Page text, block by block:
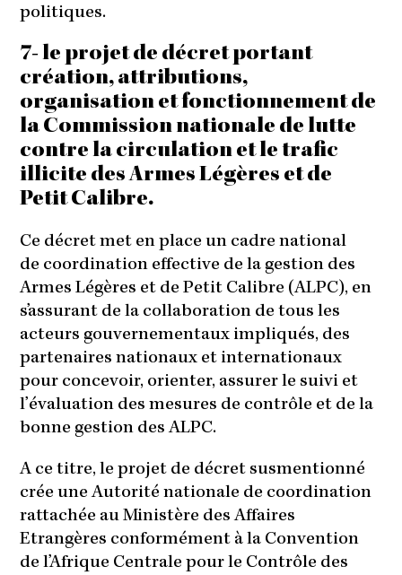
politiques.
7- le projet de décret portant
création, attributions,
organisation et fonctionnement de
la Commission nationale de lutte
contre la circulation et le trafic
illicite des Armes Légères et de
Petit Calibre.
Ce décret met en place un cadre national
de coordination effective de la gestion des
Armes Légères et de Petit Calibre (ALPC), en
s’assurant de la collaboration de tous les
acteurs gouvernementaux impliqués, des
partenaires nationaux et internationaux
pour concevoir, orienter, assurer le suivi et
l’évaluation des mesures de contrôle et de la
bonne gestion des ALPC.
A ce titre, le projet de décret susmentionné
crée une Autorité nationale de coordination
rattachée au Ministère des Affaires
Etrangères conformément à la Convention
de l’Afrique Centrale pour le Contrôle des